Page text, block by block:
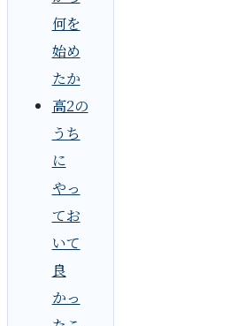
何を
始め
たか
高2の
うち
に
やっ
てお
いて
良
かっ